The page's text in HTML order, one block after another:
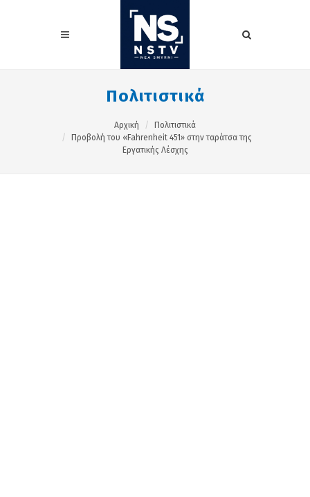
Πολιτιστικά
Αρχική
Πολιτιστικά
Προβολή του «Fahrenheit 451» στην ταράτσα της
Εργατικής Λέσχης